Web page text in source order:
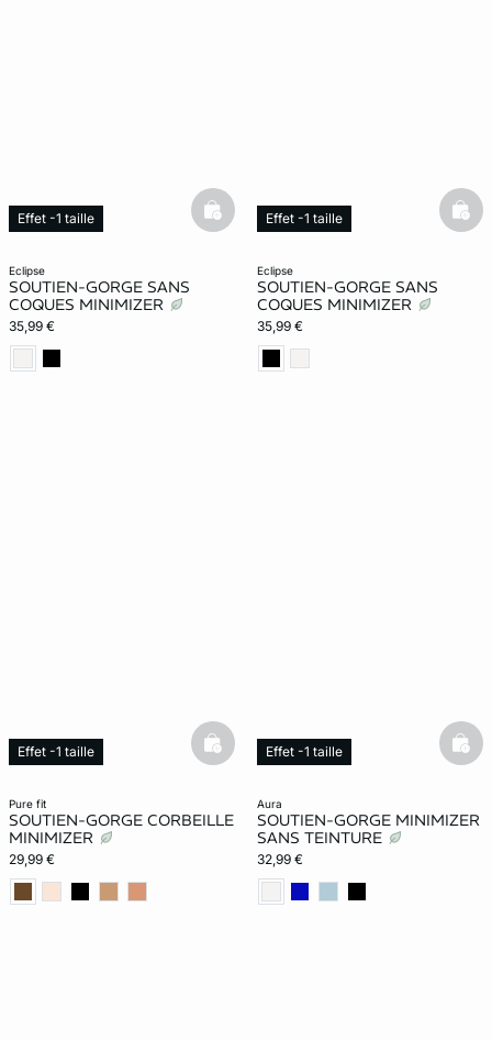
eclipse
SOUTIEN-GORGE SANS
COQUES MINIMIZER
35,99 €
Effet -1 taille basketfull
eclipse
SOUTIEN-GORGE SANS
COQUES MINIMIZER
35,99 €
Effet -1 taille
pure fit
SOUTIEN-GORGE CORBEILLE
MINIMIZER
29,99 €
Effet -1 taille
basketfull
aura
SOUTIEN-GORGE MINIMIZER
SANS TEINTURE
32,99 €
Effet -1 taille